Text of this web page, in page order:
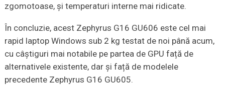
zgomotoase, și temperaturi interne mai ridicate.
În concluzie, acest Zephyrus G16 GU606 este cel mai
rapid laptop Windows sub 2 kg testat de noi până acum,
cu câștiguri mai notabile pe partea de GPU față de
alternativele existente, dar și față de modelele
precedente Zephyrus G16 GU605.